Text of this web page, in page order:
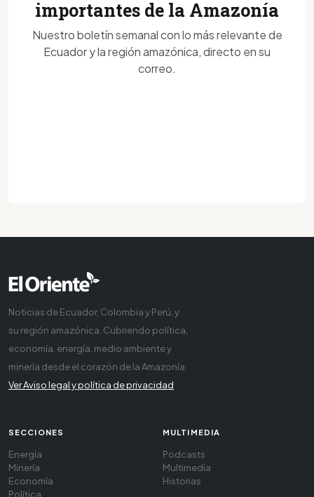
importantes de la Amazonía
Nuestro boletín semanal con lo más relevante de
Ecuador y la región amazónica, directo en su
correo.
Noticias de Ecuador, Colombia y Perú, y
su región amazónica. Cubriendo política,
economía, energía, medio ambiente y
minería desde el corazón de la Amazonía
Ver Aviso legal y política de privacidad
SECCIONES
Energía
Minería
Economía
Política
MULTIMEDIA
Podcasts
Multimedia
Historias